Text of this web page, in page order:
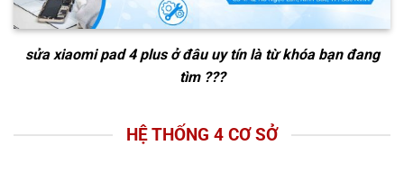
sửa xiaomi pad 4 plus ở đâu uy tínlà từ khóa bạn đang
tìm ???
HỆ THỐNG 4 CƠ SỞ